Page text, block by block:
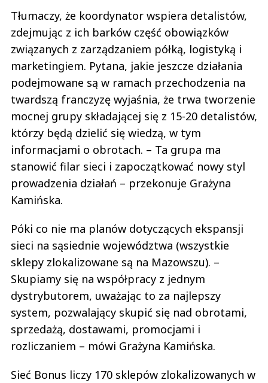
Tłumaczy, że koordynator wspiera detalistów,
zdejmując z ich barków część obowiązków
związanych z zarządzaniem półką, logistyką i
marketingiem. Pytana, jakie jeszcze działania
podejmowane są w ramach przechodzenia na
twardszą franczyzę wyjaśnia, że trwa tworzenie
mocnej grupy składającej się z 15-20 detalistów,
którzy będą dzielić się wiedzą, w tym
informacjami o obrotach. – Ta grupa ma
stanowić filar sieci i zapoczątkować nowy styl
prowadzenia działań – przekonuje Grażyna
Kamińska.
Póki co nie ma planów dotyczących ekspansji
sieci na sąsiednie województwa (wszystkie
sklepy zlokalizowane są na Mazowszu). –
Skupiamy się na współpracy z jednym
dystrybutorem, uważając to za najlepszy
system, pozwalający skupić się nad obrotami,
sprzedażą, dostawami, promocjami i
rozliczaniem – mówi Grażyna Kamińska.
Sieć Bonus liczy 170 sklepów zlokalizowanych w